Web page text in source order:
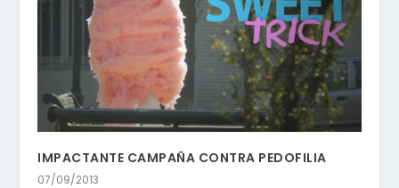
IMPACTANTE CAMPAÑA CONTRA PEDOFILIA
07/09/2013